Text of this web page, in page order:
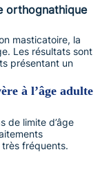
orthognathique
masticatoire, la
Les résultats sont
présentant un
à l’âge adulte
de limite d’âge
très fréquents.